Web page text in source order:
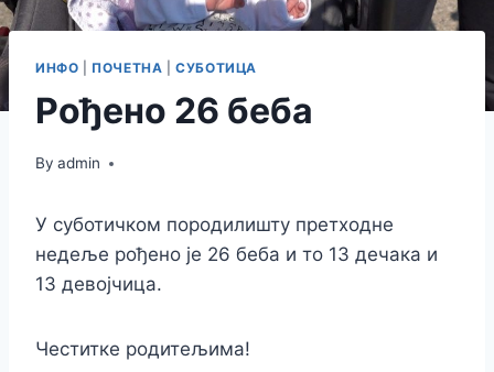
ИНФО ПОЧЕТНА |СУБОТИЦА
Рођено 26 беба
By admin
У суботичком породилишту претходне
недеље рођено је 26 беба и то 13 дечака и
13 девојчица.
Честитке родитељима!